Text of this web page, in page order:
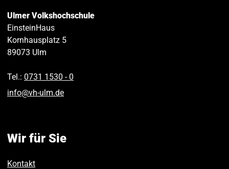
Ulmer Volkshochschule
EinsteinHaus
Kornhausplatz 5
89073 Ulm
Tel.: 0731 1530 ‑ 0
info@vh-ulm.de
Wir für Sie
Kontakt